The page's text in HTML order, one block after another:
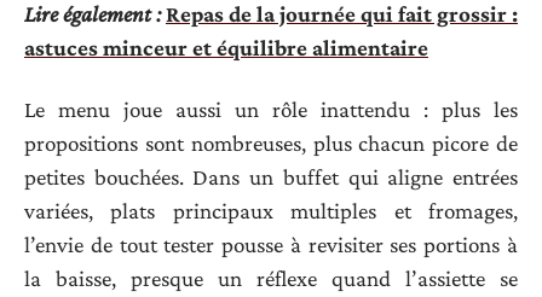
Lire également :Repas de la journée qui fait grossir :
astuces minceur et équilibre alimentaire
Le menu joue aussi un rôle inattendu : plus les
propositions sont nombreuses, plus chacun picore de
petites bouchées. Dans un buffet qui aligne entrées
variées, plats principaux multiples et fromages,
l’envie de tout tester pousse à revisiter ses portions à
la baisse, presque un réflexe quand l’assiette se